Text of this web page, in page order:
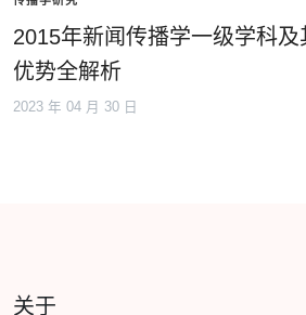
2015年新闻传播学一级学科
优势全解析
2023 年 04 月 30 日
关于